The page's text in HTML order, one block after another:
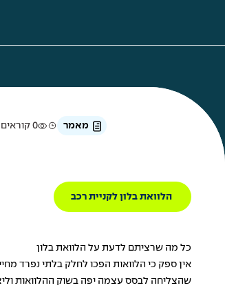
מאמר 0 קוראים
הלוואת בלון לקניית רכב
כל מה שרציתם לדעת על הלוואת בלון
אין ספק כי הלוואות הפכו לחלק בלתי נפרד
שהצליחה לבסס עצמה יפה בשוק ההלוואות